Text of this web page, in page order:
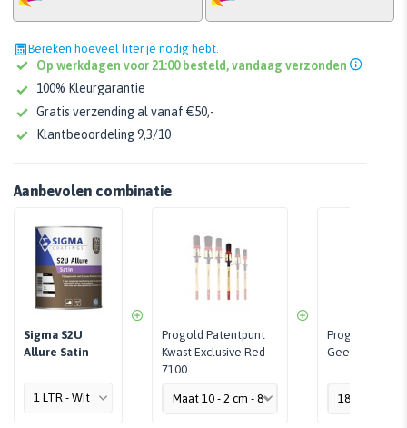
Bereken hoeveel liter je nodig hebt.
Op werkdagen voor 21:00 besteld, vandaag verzonden
100% Kleurgarantie
Gratis verzending al vanaf €50,-
Klantbeoordeling 9,3/10
Aanbevolen combinatie
Sigma S2U
Allure Satin
Progold Patentpunt
Kwast Exclusive Red
7100
Progold
Geel